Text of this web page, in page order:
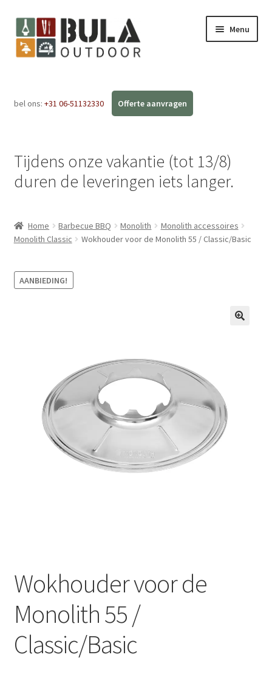
Menu
Webshop
FAQ
Contact
bel ons: +31 06-51132330
Tijdens onze vakantie (tot 13/8)
duren de leveringen iets langer.
Home Barbecue BBQ Monolith
Monolith accessoires
Monolith Classic
Wokhouder voor de Monolith 55 / Classic/Basic
AANBIEDING!
Wokhouder voor de
Monolith 55 /
Classic/Basic